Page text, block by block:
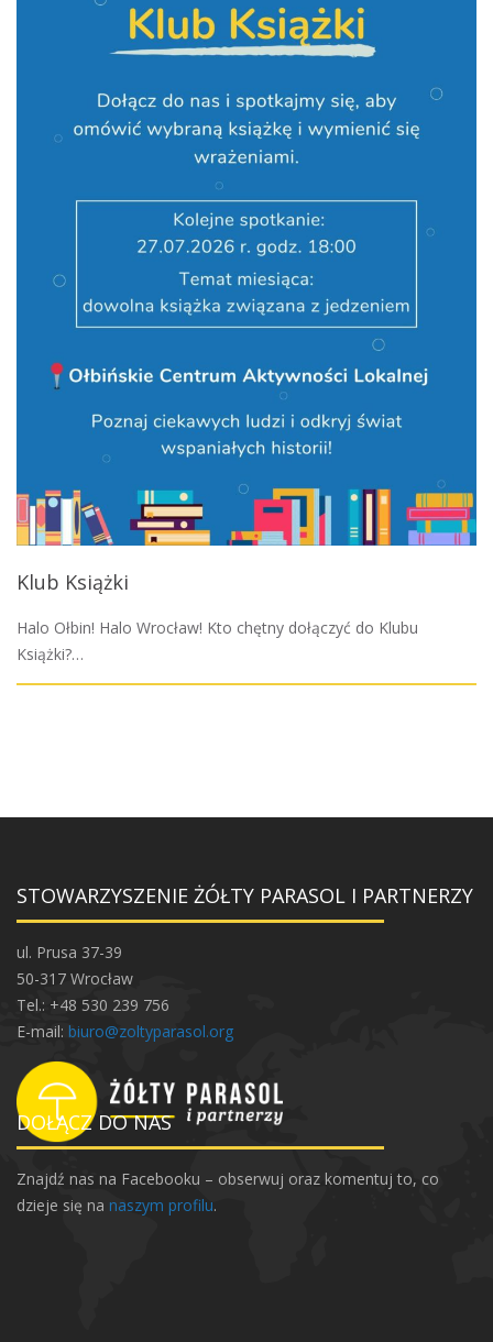
Klub Książki
Halo Ołbin! Halo Wrocław! Kto chętny dołączyć do Klubu
Książki?…
STOWARZYSZENIE ŻÓŁTY PARASOL I PARTNERZY
ul. Prusa 37-39
50-317 Wrocław
Tel.: +48 530 239 756
E-mail: biuro@zoltyparasol.org
DOŁĄCZ DO NAS
Znajdź nas na Facebooku – obserwuj oraz komentuj to, co
dzieje się na naszym profilu.